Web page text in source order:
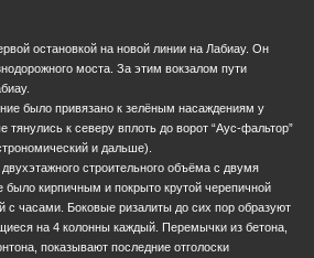
остановкой на новой линии на Лабиау. Он
моста. За этим вокзалом пути
было привязано к зелёным насаждениям у
к северу вплоть до ворот “Аус-фальтор”
и дальше).
строительного объёма с двумя
кирпичным и покрыто крутой черепичной
с часами. Боковые ризалиты до сих пор образуют
на 4 колонны каждый. Перемычки из бетона,
показывают последние отголоски